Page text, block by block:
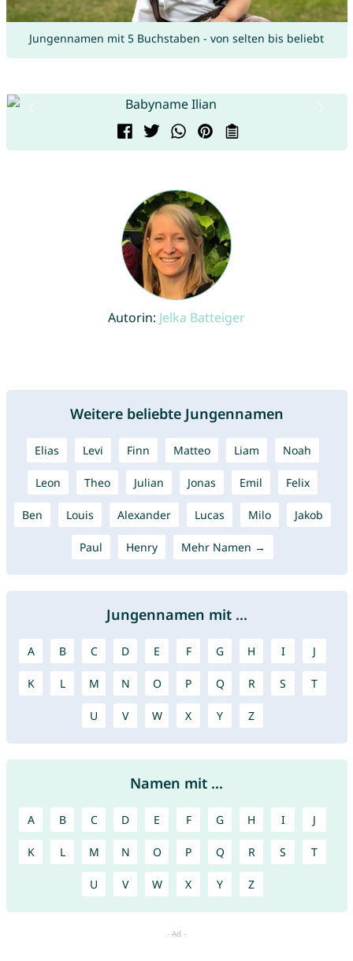
Jungennamen mit 5 Buchstaben - von selten bis beliebt
Autorin: Jelka Batteiger
Weitere beliebte Jungennamen
Elias Levi Finn Matteo Liam Noah
Leon Theo Julian Jonas Emil Felix
Ben Louis Alexander Lucas Milo Jakob
Paul Henry Mehr Namen →
Jungennamen mit ...
A B C D E F G H I J
K L M N O P Q R S T
U V W X Y Z
Namen mit ...
A B C D E F G H I J
K L M N O P Q R S T
U V W X Y Z